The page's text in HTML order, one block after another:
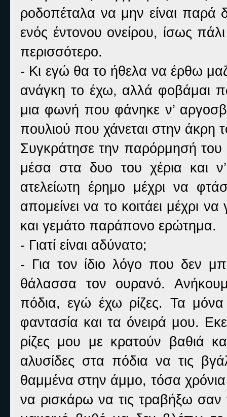
ροδοπέταλα να μην είναι
ενός έντονου ονείρου, ίσως
περισσότερο.
- Κι εγώ θα το ήθελα να έρθω
ανάγκη το έχω, αλλά φοβάμαι
μια φωνή που φάνηκε ν’
πουλιού που χάνεται στην άκρη
Συγκράτησε την παρόρμησή του
μέσα στα δυο του χέρια και
ατελείωτη έρημο μέχρι να
απομείνει να το κοιτάει μέχρι
και γεμάτο παράπονο ερώτημα.
- Γιατί είναι αδύνατο;
- Για τον ίδιο λόγο που δεν
θάλασσα τον ουρανό.
πόδια, εγώ έχω ρίζες. Τα
φαντασία και τα όνειρά μου.
ρίζες μου με κρατούν βαθιά
αλυσίδες στα πόδια να τις
θαμμένα στην άμμο, τόσα
να ρισκάρω να τις τραβήξω σαν